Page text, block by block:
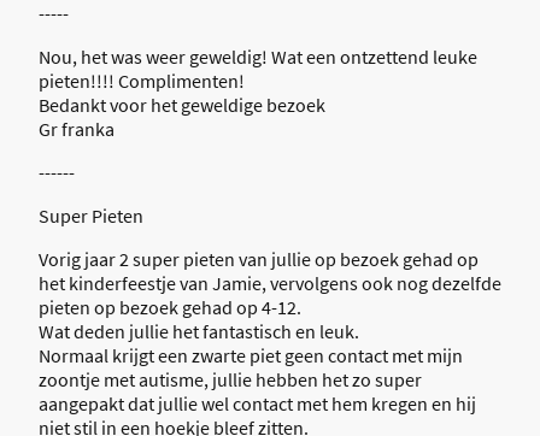
-----
Nou, het was weer geweldig! Wat een ontzettend leuke
pieten!!!! Complimenten!
Bedankt voor het geweldige bezoek
Gr franka
------
Super Pieten
Vorig jaar 2 super pieten van jullie op bezoek gehad op
het kinderfeestje van Jamie, vervolgens ook nog dezelfde
pieten op bezoek gehad op 4-12.
Wat deden jullie het fantastisch en leuk.
Normaal krijgt een zwarte piet geen contact met mijn
zoontje met autisme, jullie hebben het zo super
aangepakt dat jullie wel contact met hem kregen en hij
niet stil in een hoekje bleef zitten.